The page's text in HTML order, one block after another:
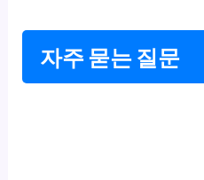
자주 묻는 질문